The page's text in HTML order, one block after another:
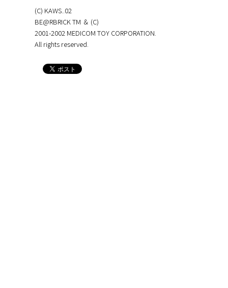
(C) KAWS..02
BE@RBRICK TM ＆ (C)
2001-2002 MEDICOM TOY CORPORATION.
All rights reserved.